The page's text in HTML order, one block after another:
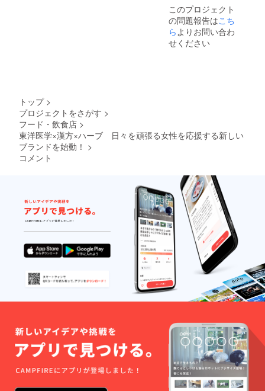
このプロジェクト
の問題報告はこち
ら よりお問い合わ
せください
トップ >
プロジェクトをさがす >
フード・飲食店 >
東洋医学×漢方×ハーブ 日々を頑張る女性を応援する新しい
ブランドを始動！ >
コメント